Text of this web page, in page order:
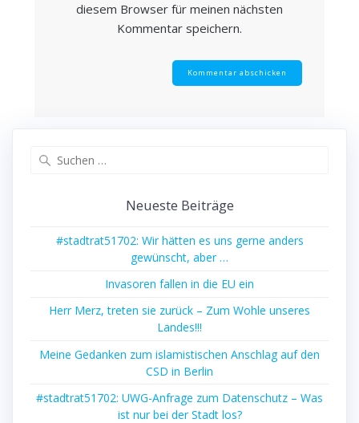
diesem Browser für meinen nächsten
Kommentar speichern.
Neueste Beiträge
#stadtrat51702: Wir hätten es uns gerne anders
gewünscht, aber …
Invasoren fallen in die EU ein
Herr Merz, treten sie zurück – Zum Wohle unseres
Landes!!!
Meine Gedanken zum islamistischen Anschlag auf den
CSD in Berlin
#stadtrat51702: UWG-Anfrage zum Datenschutz – Was
ist nur bei der Stadt los?